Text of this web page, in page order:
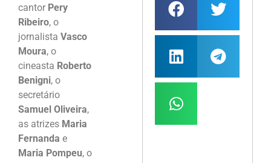
cantor Pery
Ribeiro, o
jornalista Vasco
Moura, o
cineasta Roberto
Benigni, o
secretário
Samuel Oliveira,
as atrizes Maria
Fernanda e
Maria Pompeu, o